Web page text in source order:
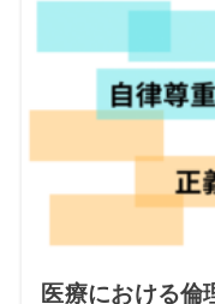
医療における倫